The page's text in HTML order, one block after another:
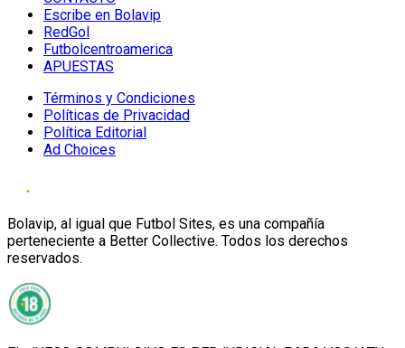
Escribe en Bolavip
RedGol
Futbolcentroamerica
APUESTAS
Términos y Condiciones
Políticas de Privacidad
Política Editorial
Ad Choices
Bolavip, al igual que Futbol Sites, es una compañía
perteneciente a Better Collective. Todos los derechos
reservados.